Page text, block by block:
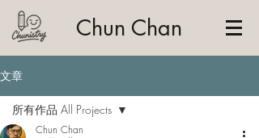
Chun Chan
文章
所有作品 All Projects
Chun Chan